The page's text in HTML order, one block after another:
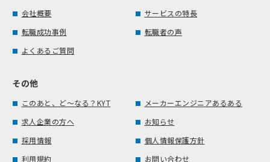
会社概要
サービスの特長
転職成功事例
転職者の声
よくあるご質問
その他
このあと、ど～なる？KYT
メーカーエンジニアあるある
求人企業の方へ
お知らせ
採用情報
個人情報保護方針
利用規約
お問い合わせ